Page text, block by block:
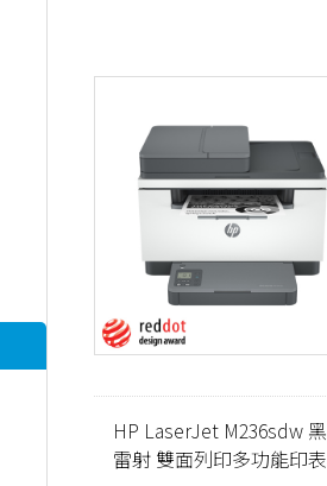
HP LaserJet M236sdw
雷射 雙面列印多功能印